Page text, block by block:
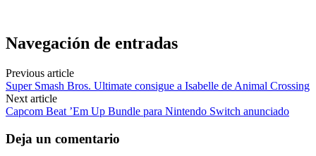
Navegación de entradas
Previous article
Super Smash Bros. Ultimate consigue a Isabelle de Animal Crossing
Next article
Capcom Beat ’Em Up Bundle para Nintendo Switch anunciado
Deja un comentario